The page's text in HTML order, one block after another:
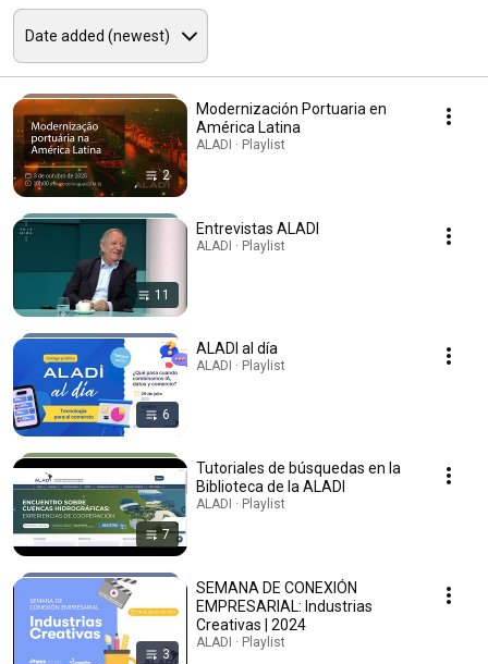
2
Modernización Portuaria en
América Latina
ALADI · Playlist
11
Entrevistas ALADI
ALADI · Playlist
6
ALADI al día
ALADI · Playlist
7
Tutoriales de búsquedas en la
Biblioteca de la ALADI
ALADI · Playlist
3
SEMANA DE CONEXIÓN
EMPRESARIAL: Industrias
Creativas | 2024
ALADI · Playlist